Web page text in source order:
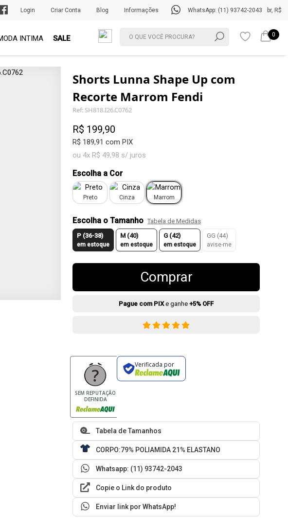
GRÁTIS br, R$
WhatsApp: (11) 93742-2043
Informações
Blog
Criar Conta
Login
INTIMA SALE 0
Shorts Lunna Shape Up com
Recorte Marrom Fendi
Ref: SH818.I26.C0762
R$ 199,90
R$ 189,91 com PIX
ou 4x R$ 49,98 s/ juros
Escolha a Cor
Preto Cinza Marrom
Escolha o Tamanho Tabela de Medidas
P (36-38)
em estoque
M (40)
em estoque
G (42)
em estoque
GG (44)
avise-me
Comprar
Pague com PIXe ganhe+5% OFF
SEM REPUTAÇÃO
DEFINIDA
Verificada por
Tabela de Tamanhos
CORPO:79% POLIAMIDA 21% ELASTANO
Whatsapp: (11) 93742-2043
Copie o Link do produto
Enviar link por WhatsApp!